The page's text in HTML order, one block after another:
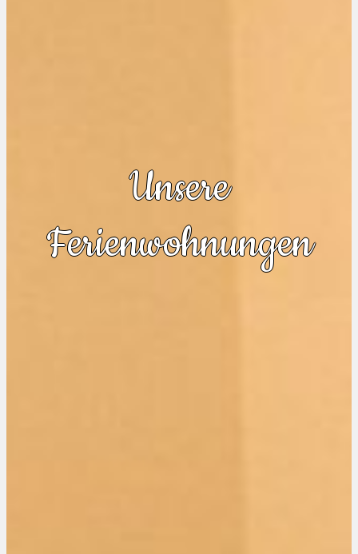
Unsere
Ferienwohnungen